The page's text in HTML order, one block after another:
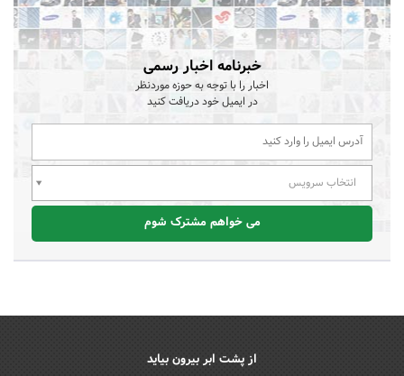
خبرنامه اخبار رسمی
اخبار را با توجه به حوزه موردنظر
در ایمیل خود دریافت کنید
انتخاب سرویس
می خواهم مشترک شوم
از پشت ابر بیرون بیاید